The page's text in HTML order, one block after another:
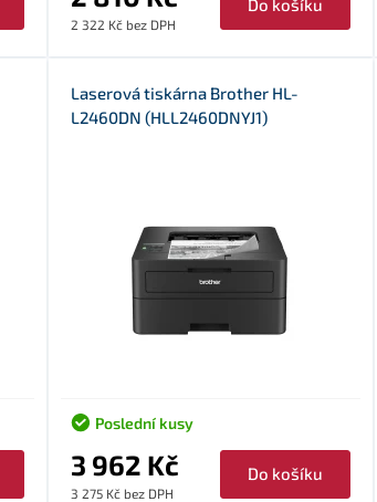
2 322 Kč bez DPH
Laserová tiskárna Brother HL-
L2460DN (HLL2460DNYJ1)
Poslední kusy
3 962 Kč
3 275 Kč bez DPH
Do košíku